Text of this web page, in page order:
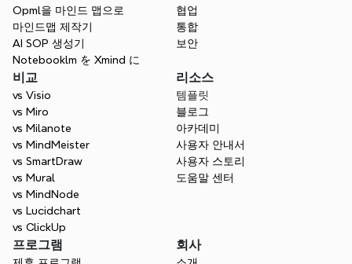
것을 처리할 수 있도록 지원합니다.
Opml을 마인드 맵으로
마인드맵 제작기
AI SOP 생성기
Notebooklm を Xmind に
협업
통합
보안
비교
vs Visio
vs Miro
vs Milanote
vs MindMeister
vs SmartDraw
vs Mural
vs MindNode
vs Lucidchart
vs ClickUp
리소스
템플릿
블로그
아카데미
사용자 안내서
사용자 스토리
도움말 센터
프로그램 회사